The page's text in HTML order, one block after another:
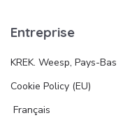
Entreprise
KREK. Weesp, Pays-Bas
Cookie Policy (EU)
Français